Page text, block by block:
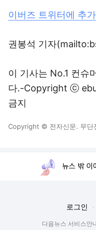
이버즈 트위터에 추
권봉석 기자
이 기사는 No.1 컨슈
다.-Copyright ⓒ
금지
Copyright © 전자신문. 무단
뉴스 밖 이
로그인
다음뉴스 서비스안